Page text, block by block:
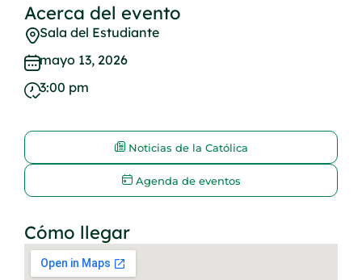
Acerca del evento
Sala del Estudiante
mayo 13, 2026
3:00 pm
Noticias de la Católica
Agenda de eventos
Cómo llegar